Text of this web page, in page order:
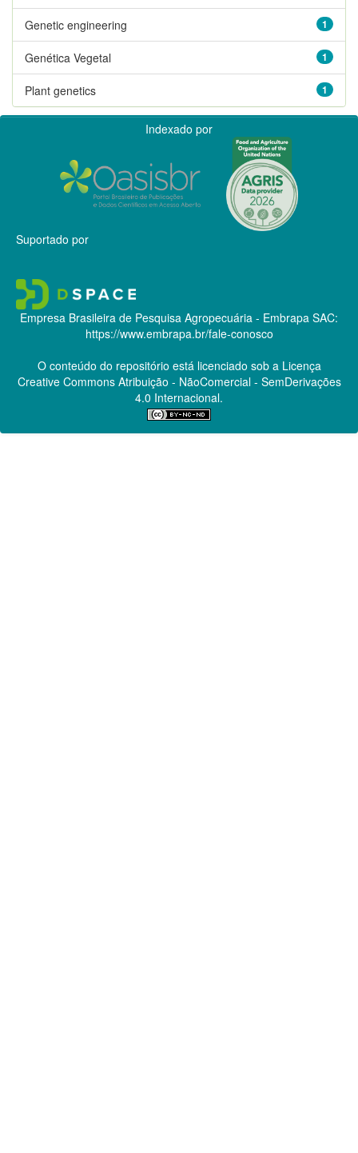
1
Genetic engineering
1
Genética Vegetal
1
Plant genetics
Indexado por
Suportado por
Empresa Brasileira de Pesquisa Agropecuária - Embrapa SAC:
https://www.embrapa.br/fale-conosco
O conteúdo do repositório está licenciado sob a Licença
Creative CommonsAtribuição - NãoComercial - SemDerivações
4.0 Internacional.